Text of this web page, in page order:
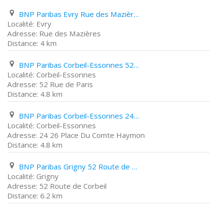
BNP Paribas Evry Rue des Mazières
Evry
Rue des Mazières
4 km
BNP Paribas Corbeil-Essonnes 52 Rue de Paris
Corbeil-Essonnes
52 Rue de Paris
4.8 km
BNP Paribas Corbeil-Essonnes 24 26 Place Du Comte Haymon
Corbeil-Essonnes
24 26 Place Du Comte Haymon
4.8 km
BNP Paribas Grigny 52 Route de Corbeil
Grigny
52 Route de Corbeil
6.2 km